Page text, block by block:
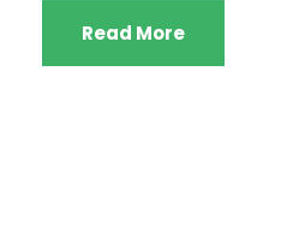
Read More